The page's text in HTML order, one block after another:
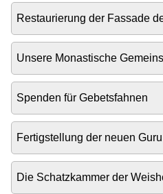
Restaurierung der Fassade
Unsere Monastische
Spenden für Gebetsfahnen
Fertigstellung der neuen
Die Schatzkammer der